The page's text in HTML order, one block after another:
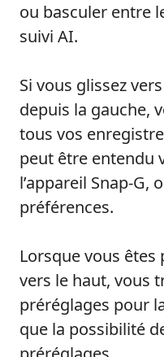
ou basculer entre
suivi AI.
Si vous glissez
depuis la gauche,
tous vos
peut être entendu
l’appareil Snap-G,
préférences.
Lorsque vous êtes
vers le haut, vous
préréglages pour
que la possibilité